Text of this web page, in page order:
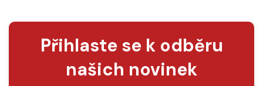
d
a
c
Přihlaste se k odběru
našich novinek